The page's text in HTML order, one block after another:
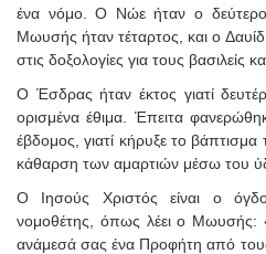
ένα νόμο. Ο Νώε ήταν ο
Μωυσής ήταν τέταρτος, και ο Δαυίδ
στις δοξολογίες για τους βασιλείς
Ο Έσδρας ήταν έκτος γιατί
ορισμένα έθιμα. Έπειτα
έβδομος, γιατί κήρυξε το βάπτισμα
κάθαρση των αμαρτιών μέσω του
Ο Ιησούς Χριστός είναι ο
νομοθέτης, όπως λέει ο Μωυσής:
ανάμεσά σας ένα Προφήτη από